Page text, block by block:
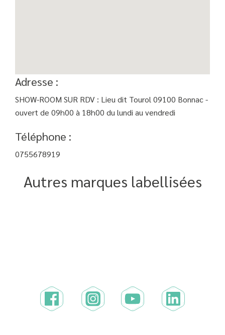
Adresse :
SHOW-ROOM SUR RDV : Lieu dit Tourol 09100 Bonnac -
ouvert de 09h00 à 18h00 du lundi au vendredi
Téléphone :
0755678919
Autres marques labellisées